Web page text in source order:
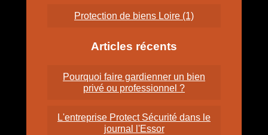
Protection de biens Loire (1)
Articles récents
Pourquoi faire gardienner un bien
privé ou professionnel ?
L'entreprise Protect Sécurité dans le
journal l'Essor